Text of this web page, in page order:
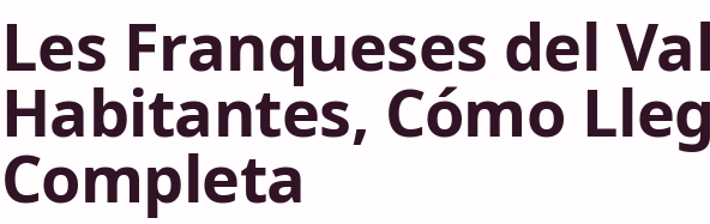
Les Franqueses del
Habitantes, Cómo
Completa